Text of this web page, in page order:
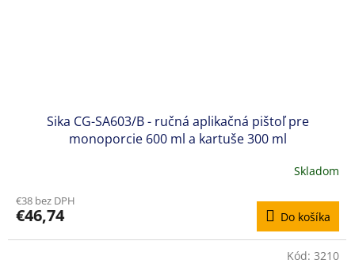
Sika CG-SA603/B - ručná aplikačná pištoľ pre
monoporcie 600 ml a kartuše 300 ml
Skladom
€38 bez DPH
€46,74 Do košíka
Kód: 3210